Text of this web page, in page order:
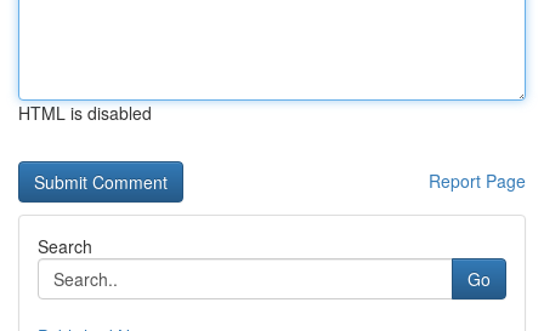
HTML is disabled
Report Page
Search
Go